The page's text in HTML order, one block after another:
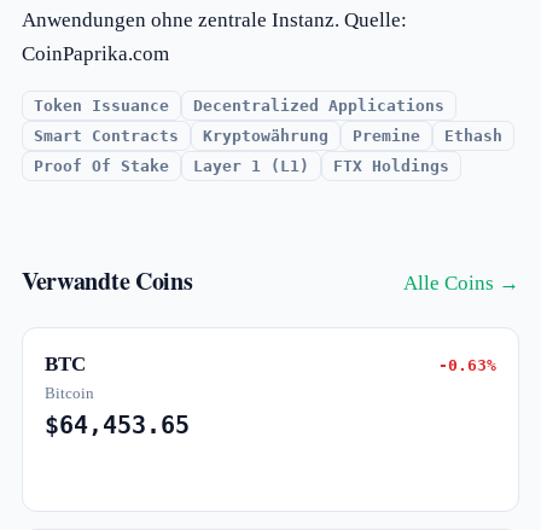
Anwendungen ohne zentrale Instanz. Quelle:
CoinPaprika.com
Token Issuance
Decentralized Applications
Smart Contracts
Kryptowährung Premine
Ethash
Proof Of Stake
Layer 1 (L1) FTX Holdings
Verwandte Coins Alle Coins →
BTC -0.63%
Bitcoin
$64,453.65